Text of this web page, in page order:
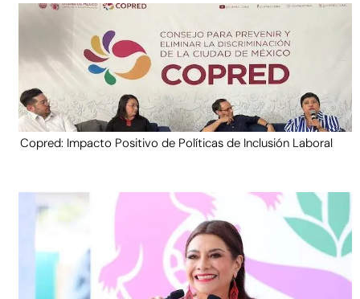
Copred: Impacto Positivo de Políticas de Inclusión Laboral